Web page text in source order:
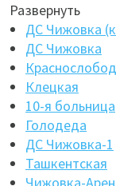
Развернуть
ДС Чижовка
ДС Чижовка
Клецкая
10-я больница
Голодеда
ДС Чижовка-1
Ташкентская